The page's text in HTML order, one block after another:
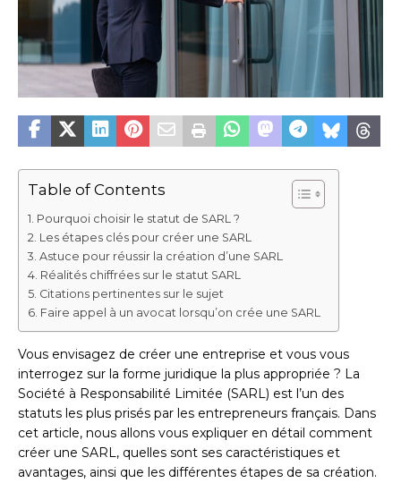
Table of Contents
Pourquoi choisir le statut de SARL ?
Les étapes clés pour créer une SARL
Astuce pour réussir la création d’une SARL
Réalités chiffrées sur le statut SARL
Citations pertinentes sur le sujet
Faire appel à un avocat lorsqu’on crée une SARL
Vous envisagez de créer une entreprise et vous vous
interrogez sur la forme juridique la plus appropriée ? La
Société à Responsabilité Limitée (SARL) est l’un des
statuts les plus prisés par les entrepreneurs français. Dans
cet article, nous allons vous expliquer en détail comment
créer une SARL, quelles sont ses caractéristiques et
avantages, ainsi que les différentes étapes de sa création.